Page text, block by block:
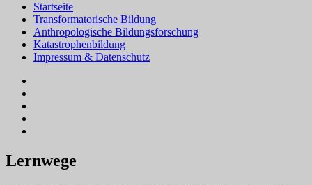
Startseite
Transformatorische Bildung
Anthropologische Bildungsforschung
Katastrophenbildung
Impressum & Datenschutz
Lernwege